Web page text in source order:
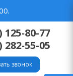
125-80-77
282-55-05
звонок